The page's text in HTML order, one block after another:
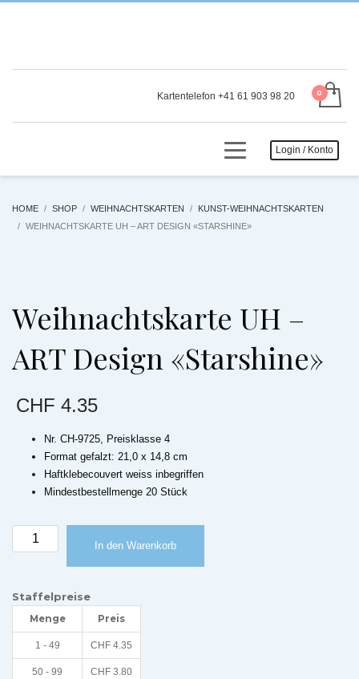
Kartentelefon +41 61 903 98 20
Login / Konto
HOME SHOP WEIHNACHTSKARTEN
KUNST-WEIHNACHTSKARTEN
WEIHNACHTSKARTE UH – ART DESIGN «STARSHINE»
Weihnachtskarte UH –
ART Design «Starshine»
CHF 4.35
Nr. CH-9725, Preisklasse 4
Format gefalzt: 21,0 x 14,8 cm
Haftklebecouvert weiss inbegriffen
Mindestbestellmenge 20 Stück
Weihnachtskarte
UH
Design
«Starshine»
Menge
In den Warenkorb
Staffelpreise
Menge Preis
1 - 49 CHF 4.35
50 - 99 CHF 3.80